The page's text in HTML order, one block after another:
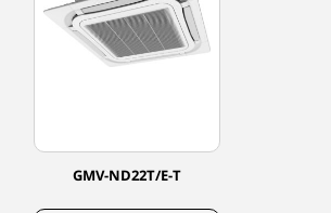
GMV-ND22T/E-T